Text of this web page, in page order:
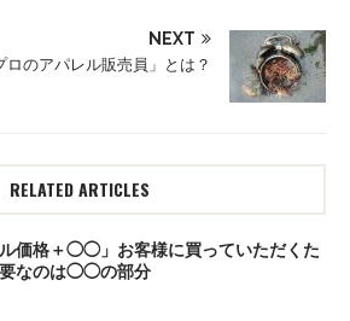
NEXT
ロのアパレル販売員」とは？
RELATED ARTICLES
ル価格＋◯◯」お客様に買っていただくた
なのは◯◯の部分